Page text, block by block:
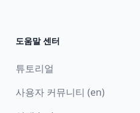
도움말 센터
튜토리얼
사용자 커뮤니티 (en)